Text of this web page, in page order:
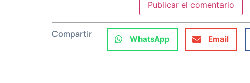
Compartir WhatsApp Email